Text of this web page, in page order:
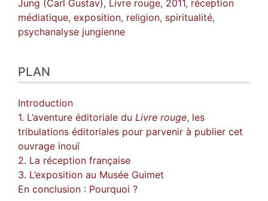
Jung (Carl Gustav), Livre rouge, 2011, réception
médiatique, exposition, religion, spiritualité,
psychanalyse jungienne
PLAN
Introduction
1. L’aventure éditoriale du Livre rouge, les
tribulations éditoriales pour parvenir à publier cet
ouvrage inouï
2. La réception française
3. L’exposition au Musée Guimet
En conclusion : Pourquoi ?